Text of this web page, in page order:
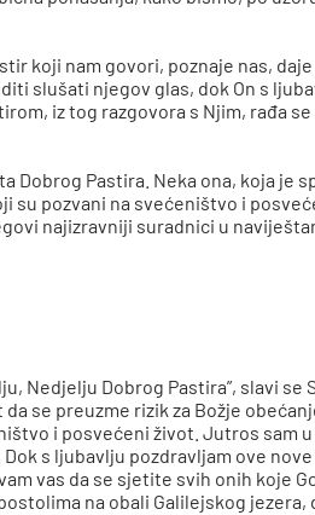
koji nam govori, poznaje nas,
slušati njegov glas, dok On s
iz tog razgovora s Njim, rađa
Dobrog Pastira. Neka ona, koja je
su pozvani na svećeništvo i
najizravniji suradnici u
Nedjelju Dobrog Pastira”, slavi se
se preuzme rizik za Božje
i posvećeni život. Jutros sam
s ljubavlju pozdravljam ove
vas da se sjetite svih onih koje
na obali Galilejskog jezera,